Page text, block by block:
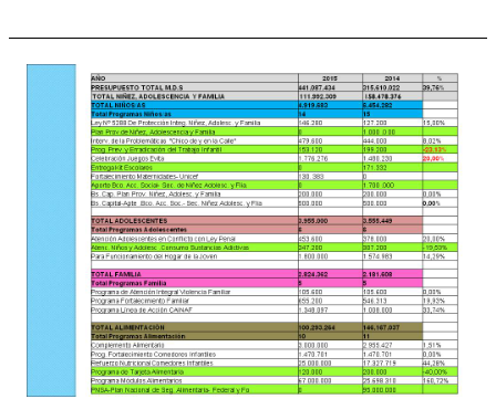
preservación
identidad
hermanos.
Cumplimiento
armónico
simultáneo
Provincial